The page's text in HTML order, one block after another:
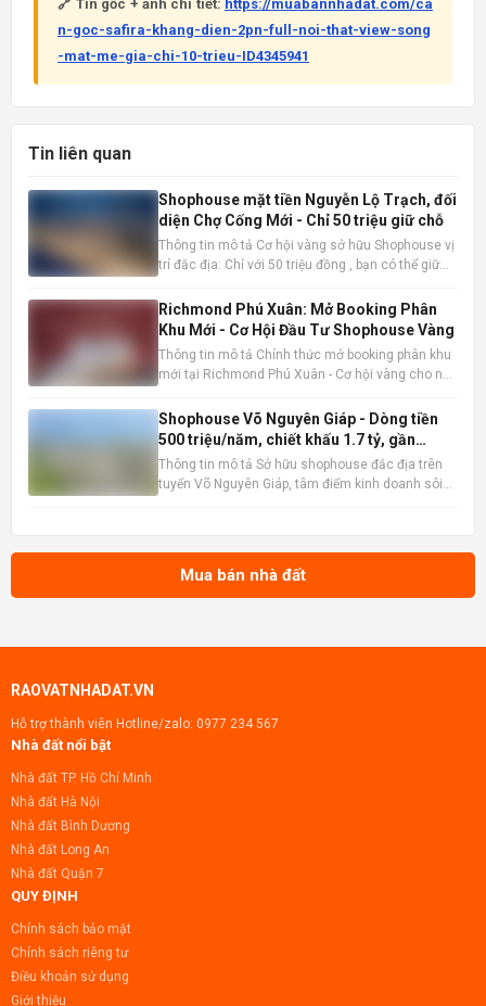
🔗 Tin gốc + ảnh chi tiết: https://muabannhadat.com/ca
n-goc-safira-khang-dien-2pn-full-noi-that-view-song
-mat-me-gia-chi-10-trieu-ID4345941
Tin liên quan
Shophouse mặt tiền Nguyễn Lộ Trạch, đối
diện Chợ Cống Mới - Chỉ 50 triệu giữ chỗ
Thông tin mô tả Cơ hội vàng sở hữu Shophouse vị
trí đắc địa: Chỉ với 50 triệu đồng , bạn có thể giữ
mặt tiền Nguyễn Lộ Trạch, đối diện Chợ Cống Mới
sầm uất. Đây là thời điểm vàng để đầu tư trước khi
Richmond Phú Xuân: Mở Booking Phân
Khu Mới - Cơ Hội Đầu Tư Shophouse Vàng
Thông tin mô tả Chính thức mở booking phân khu
mới tại Richmond Phú Xuân - Cơ hội vàng cho nhà
Richmond Phú Xuân đang nổi lên như một lựa
chọn đầu tư và kinh doanh hấp dẫn. Thông tin sản
phẩm nổi bật: Vị trí đắ
Shophouse Võ Nguyên Giáp - Dòng tiền
500 triệu/năm, chiết khấu 1.7 tỷ, gần
AEON Mall
Thông tin mô tả Sở hữu shophouse đắc địa trên
tuyến Võ Nguyên Giáp, tâm điểm kinh doanh sôi
Mua bán nhà đất
RAOVATNHADAT.VN
Hỗ trợ thành viên Hotline/zalo: 0977 234 567
Nhà đất nổi bật
Nhà đất TP. Hồ Chí Minh
Nhà đất Hà Nội
Nhà đất Bình Dương
Nhà đất Long An
Nhà đất Quận 7
QUY ĐỊNH
Chính sách bảo mật
Chính sách riêng tư
Điều khoản sử dụng
Giới thiệu